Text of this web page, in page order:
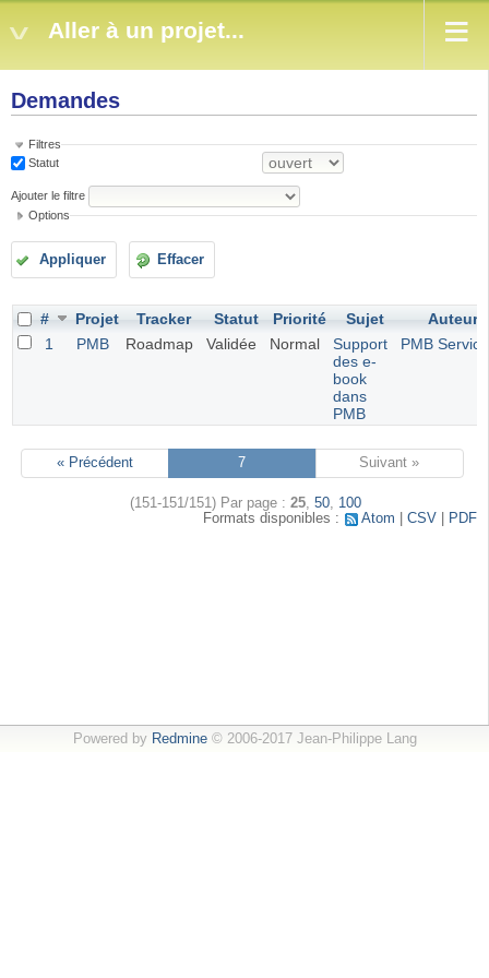
Aller à un projet...
Demandes
Filtres
Statut
Ajouter le filtre
Options
Appliquer Effacer
# Projet Tracker Statut Priorité Sujet
Auteur
1
PMB Roadmap Validée Normal
Support
des e-
book
dans
PMB
PMB
« Précédent 7 Suivant »
(151-151/151) Par page : 25, 50, 100
Formats disponibles :
Atom CSV PDF
Powered by Redmine© 2006-2017 Jean-Philippe Lang